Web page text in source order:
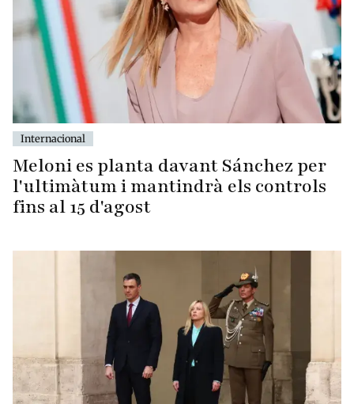
Internacional
Meloni es planta davant Sánchez per
l'ultimàtum i mantindrà els controls
fins al 15 d'agost